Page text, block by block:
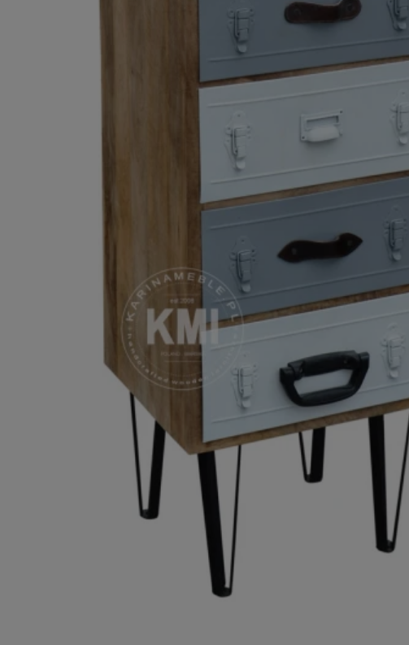
ROMA – MEBLE LOFTOWE MANGO I METAL
WESTPORT – LOFTOWE MEBLE VINTAGE
RIVERSIDE – POSTARZONE MEBLE LOFTOWE DREWNIANE
MILO – NOWOCZESNE MEBLE INDYJSKIE Z DREWNA MANGO